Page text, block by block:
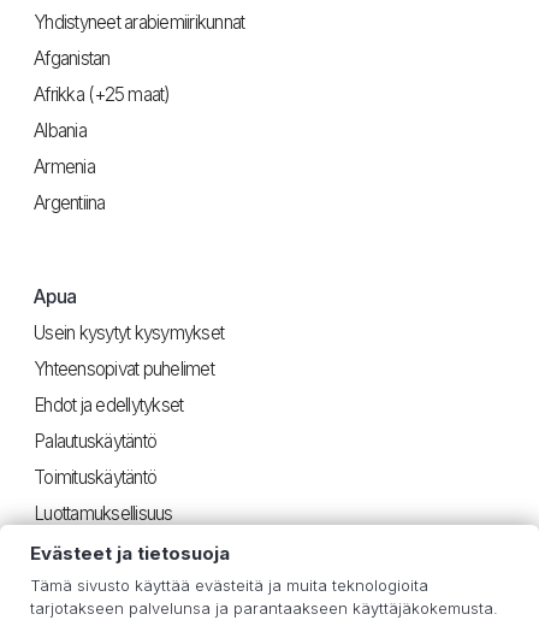
Yhdistyneet arabiemiirikunnat
Afganistan
Afrikka (+25 maat)
Albania
Armenia
Argentiina
Apua
Usein kysytyt kysymykset
Yhteensopivat puhelimet
Ehdot ja edellytykset
Palautuskäytäntö
Toimituskäytäntö
Luottamuksellisuus
Hyödyllinen
Evästeet ja tietosuoja
Tämä sivusto käyttää evästeitä ja muita teknologioita
tarjotakseen palvelunsa ja parantaakseen käyttäjäkokemusta.